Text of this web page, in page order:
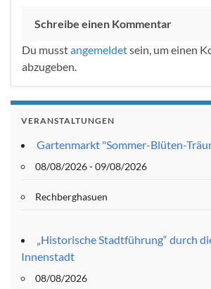
Schreibe einen Kommentar
Du musstangemeldetsein, um einen
abzugeben.
VERANSTALTUNGEN
Gartenmarkt "Sommer-Blüten-
08/08/2026 - 09/08/2026
Rechberghasuen
„Historische Stadtführung“ durch
Innenstadt
08/08/2026